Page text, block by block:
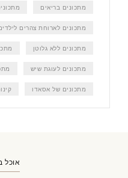
מתכונים בריאים
מתכונים לארוחת צהרים
מתכונים ללא גלוטן
מתכונים לעוגת שיש
מתכונים של אסאדו
אוכל